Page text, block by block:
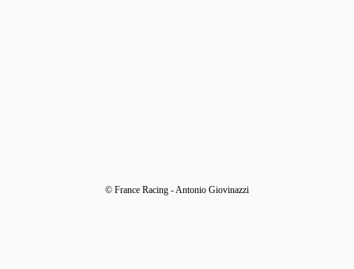
© France Racing - Antonio Giovinazzi